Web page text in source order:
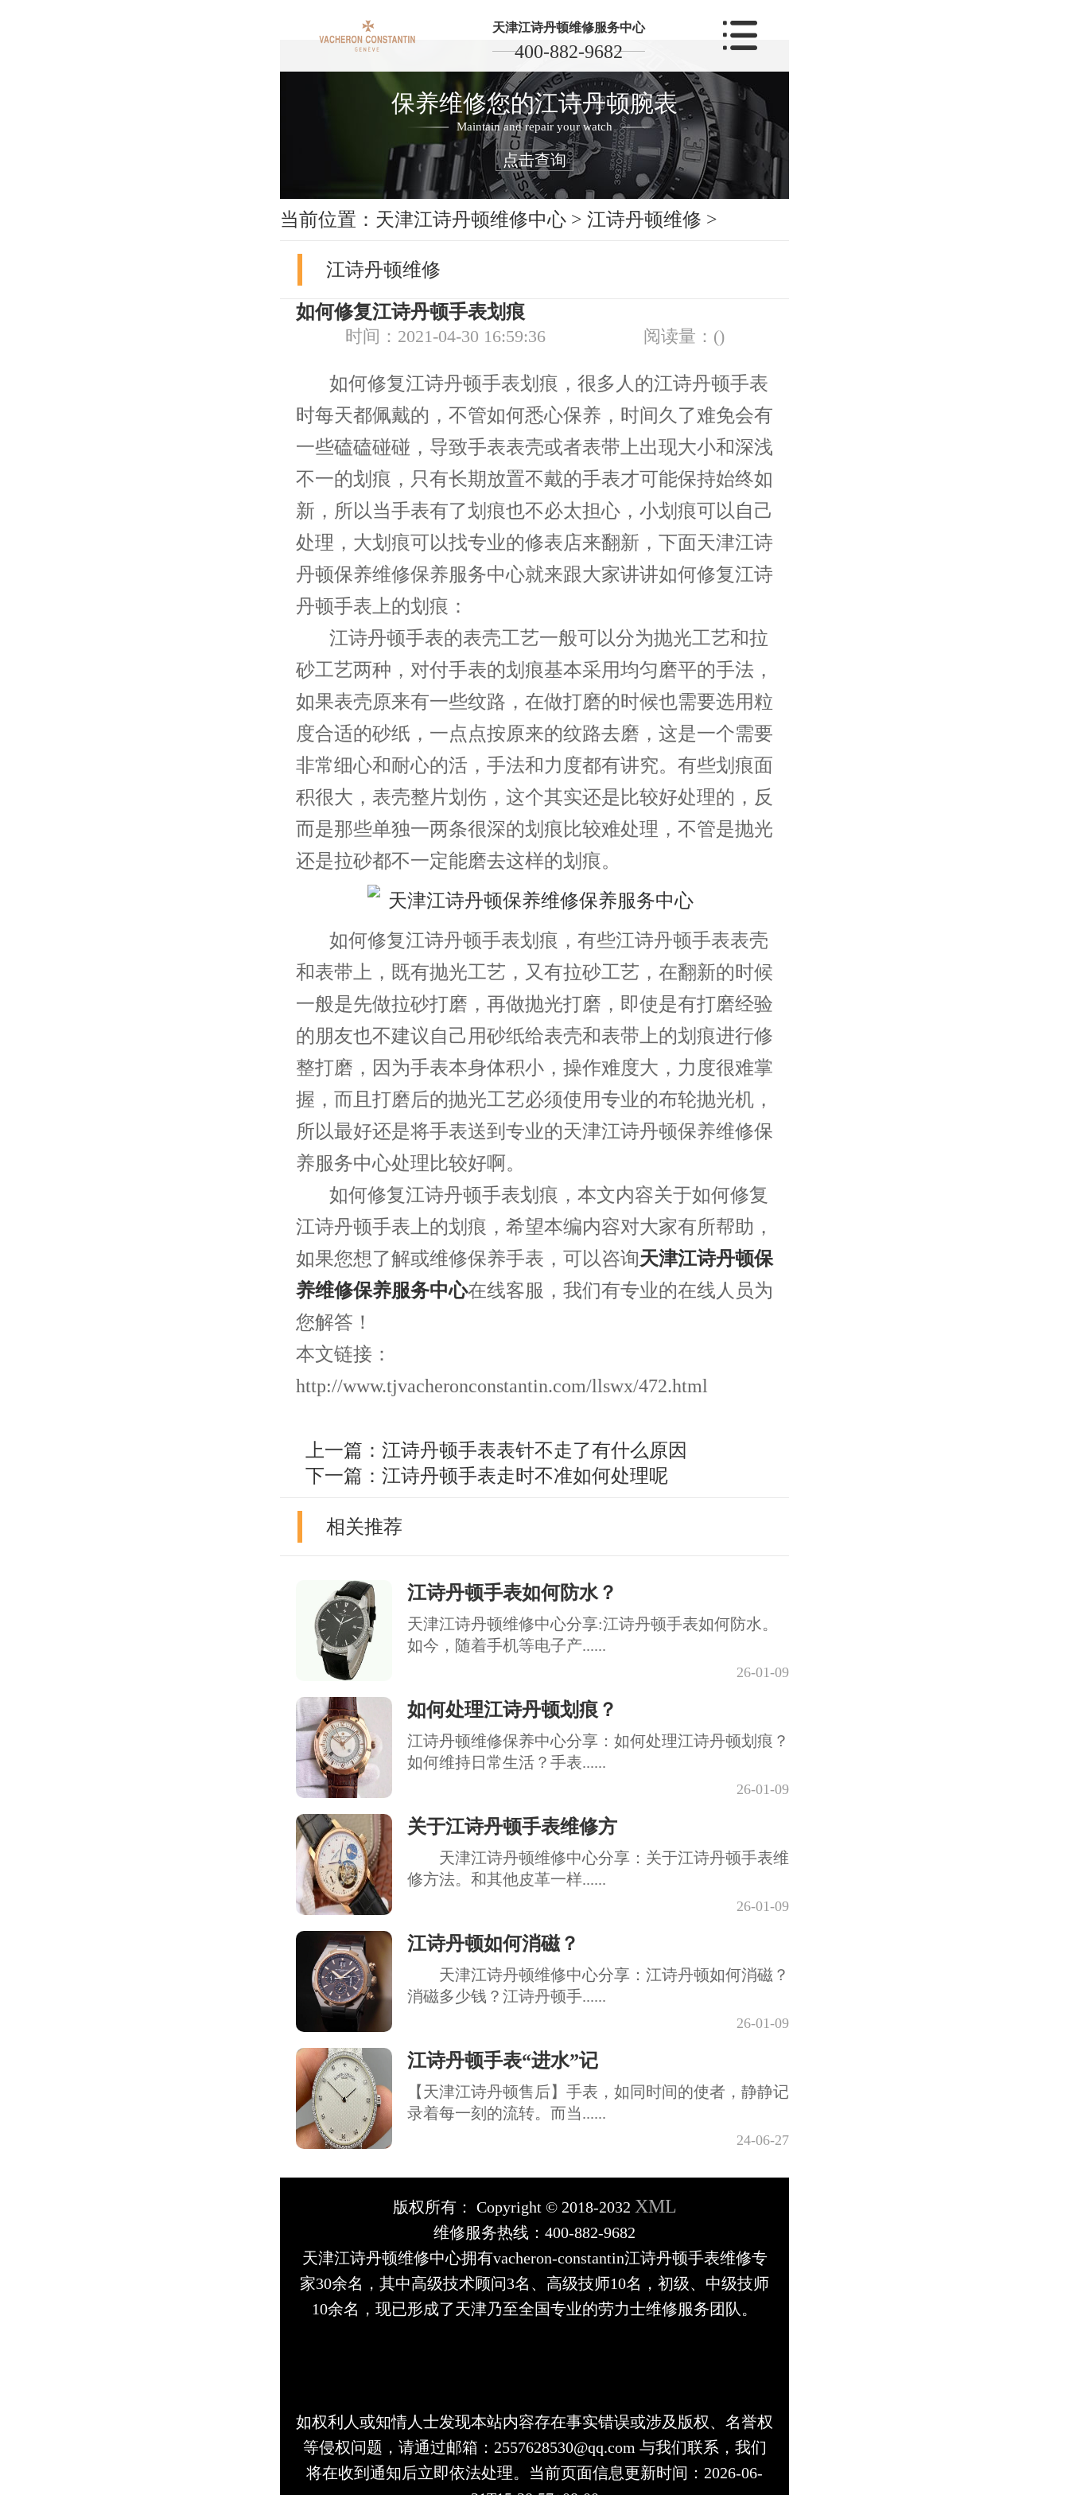
天津江诗丹顿维修服务中心
400-882-9682
保养维修您的江诗丹顿腕表
Maintain and repair your watch
点击查询
当前位置： 天津江诗丹顿维修中心 > 江诗丹顿维修 >
江诗丹顿维修
如何修复江诗丹顿手表划痕
时间：2021-04-30 16:59:36 阅读量：()
如何修复江诗丹顿手表划痕，很多人的江诗丹顿手表
时每天都佩戴的，不管如何悉心保养，时间久了难免会有
一些磕磕碰碰，导致手表表壳或者表带上出现大小和深浅
不一的划痕，只有长期放置不戴的手表才可能保持始终如
新，所以当手表有了划痕也不必太担心，小划痕可以自己
处理，大划痕可以找专业的修表店来翻新，下面天津江诗
丹顿保养维修保养服务中心就来跟大家讲讲如何修复江诗
丹顿手表上的划痕：
江诗丹顿手表的表壳工艺一般可以分为抛光工艺和拉
砂工艺两种，对付手表的划痕基本采用均匀磨平的手法，
如果表壳原来有一些纹路，在做打磨的时候也需要选用粒
度合适的砂纸，一点点按原来的纹路去磨，这是一个需要
非常细心和耐心的活，手法和力度都有讲究。有些划痕面
积很大，表壳整片划伤，这个其实还是比较好处理的，反
而是那些单独一两条很深的划痕比较难处理，不管是抛光
还是拉砂都不一定能磨去这样的划痕。
如何修复江诗丹顿手表划痕，有些江诗丹顿手表表壳
和表带上，既有抛光工艺，又有拉砂工艺，在翻新的时候
一般是先做拉砂打磨，再做抛光打磨，即使是有打磨经验
的朋友也不建议自己用砂纸给表壳和表带上的划痕进行修
整打磨，因为手表本身体积小，操作难度大，力度很难掌
握，而且打磨后的抛光工艺必须使用专业的布轮抛光机，
所以最好还是将手表送到专业的天津江诗丹顿保养维修保
养服务中心处理比较好啊。
如何修复江诗丹顿手表划痕，本文内容关于如何修复
江诗丹顿手表上的划痕，希望本编内容对大家有所帮助，
如果您想了解或维修保养手表，可以咨询天津江诗丹顿保
养维修保养服务中心在线客服，我们有专业的在线人员为
您解答！
本文链接：
http://www.tjvacheronconstantin.com/llswx/472.html
上一篇： 江诗丹顿手表表针不走了有什么原因
下一篇： 江诗丹顿手表走时不准如何处理呢
相关推荐
江诗丹顿手表如何防水？
天津江诗丹顿维修中心分享:江诗丹顿手表如何防水。
如今，随着手机等电子产......
26-01-09
如何处理江诗丹顿划痕？
江诗丹顿维修保养中心分享：如何处理江诗丹顿划痕？
如何维持日常生活？手表......
26-01-09
关于江诗丹顿手表维修方
天津江诗丹顿维修中心分享：关于江诗丹顿手表维
修方法。和其他皮革一样......
26-01-09
江诗丹顿如何消磁？
天津江诗丹顿维修中心分享：江诗丹顿如何消磁？
消磁多少钱？江诗丹顿手......
26-01-09
江诗丹顿手表“进水”记
【天津江诗丹顿售后】手表，如同时间的使者，静静记
录着每一刻的流转。而当......
24-06-27
版权所有： Copyright © 2018-2032 XML
维修服务热线：400-882-9682
天津江诗丹顿维修中心拥有vacheron-constantin江诗丹顿手表维修专
家30余名，其中高级技术顾问3名、高级技师10名，初级、中级技师
10余名，现已形成了天津乃至全国专业的劳力士维修服务团队。
如权利人或知情人士发现本站内容存在事实错误或涉及版权、名誉权
等侵权问题，请通过邮箱：2557628530@qq.com 与我们联系，我们
将在收到通知后立即依法处理。当前页面信息更新时间：2026-06-